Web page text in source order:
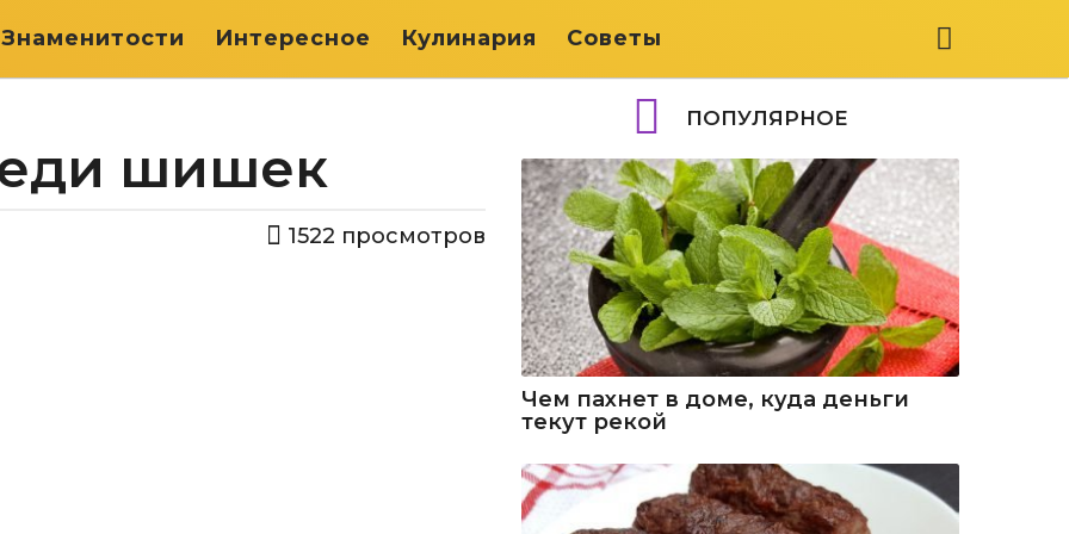
Знаменитости Интересное Кулинария Советы
шишек
1522 просмотров
ПОПУЛЯРНОЕ
Чем пахнет в доме, куда деньги
текут рекой